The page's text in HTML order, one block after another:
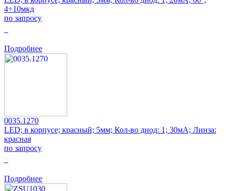
4÷10мкд
по запросу
Подробнее
0035.1270
LED; в корпусе; красный; 5мм; Кол-во диод: 1; 30мА; Линза:
красная
по запросу
Подробнее